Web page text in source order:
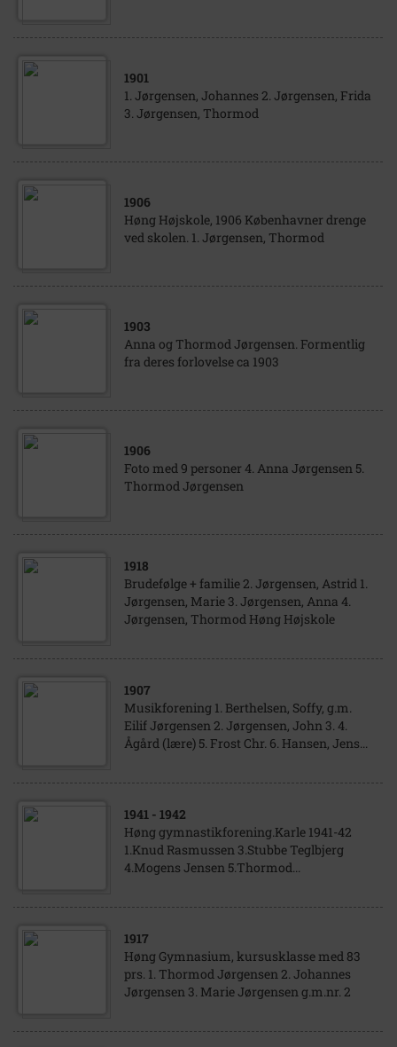
1901
1. Jørgensen, Johannes 2. Jørgensen, Frida
3. Jørgensen, Thormod
1906
Høng Højskole, 1906 Københavner drenge
ved skolen. 1. Jørgensen, Thormod
1903
Anna og Thormod Jørgensen. Formentlig
fra deres forlovelse ca 1903
1906
Foto med 9 personer 4. Anna Jørgensen 5.
Thormod Jørgensen
1918
Brudefølge + familie 2. Jørgensen, Astrid 1.
Jørgensen, Marie 3. Jørgensen, Anna 4.
Jørgensen, Thormod Høng Højskole
1907
Musikforening 1. Berthelsen, Soffy, g.m.
Eilif Jørgensen 2. Jørgensen, John 3. 4.
Ågård (lære) 5. Frost Chr. 6. Hansen, Jens...
1941 - 1942
Høng gymnastikforening.Karle 1941-42
1.Knud Rasmussen 3.Stubbe Teglbjerg
4.Mogens Jensen 5.Thormod...
1917
Høng Gymnasium, kursusklasse med 83
prs. 1. Thormod Jørgensen 2. Johannes
Jørgensen 3. Marie Jørgensen g.m.nr. 2